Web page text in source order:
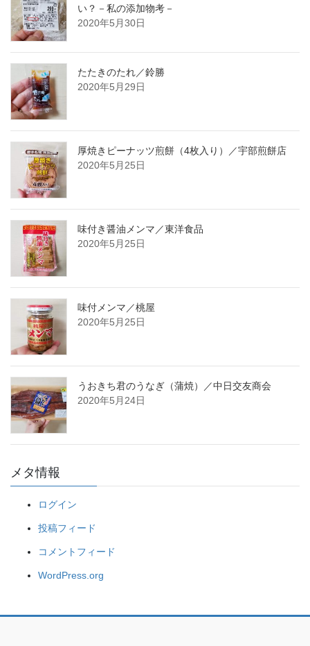
い？－私の添加物考－
2020年5月30日
たたきのたれ／鈴勝
2020年5月29日
厚焼きピーナッツ煎餅（4枚入り）／宇部煎餅店
2020年5月25日
味付き醤油メンマ／東洋食品
2020年5月25日
味付メンマ／桃屋
2020年5月25日
うおきち君のうなぎ（蒲焼）／中日交友商会
2020年5月24日
メタ情報
ログイン
投稿フィード
コメントフィード
WordPress.org